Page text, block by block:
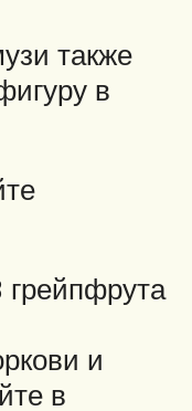
также
в
грейпфрута
и
в